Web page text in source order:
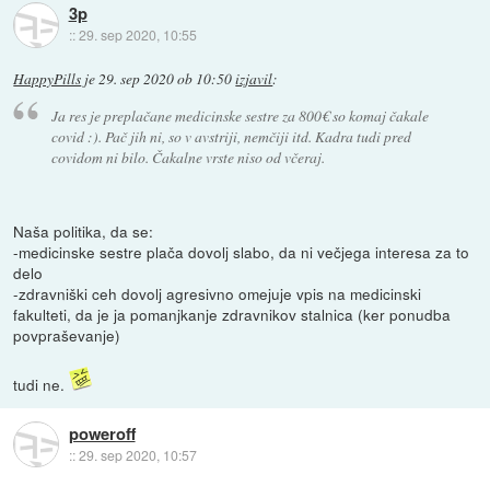
3p
::29. sep 2020, 10:55
HappyPills je29. sep 2020 ob 10:50izjavil:
Ja res je preplačane medicinske sestre za 800€ so komaj čakale
covid :). Pač jih ni, so v avstriji, nemčiji itd. Kadra tudi pred
covidom ni bilo. Čakalne vrste niso od včeraj.
Naša politika, da se:
-medicinske sestre plača dovolj slabo, da ni večjega interesa za to
delo
-zdravniški ceh dovolj agresivno omejuje vpis na medicinski
fakulteti, da je ja pomanjkanje zdravnikov stalnica (ker ponudba
povpraševanje)
tudi ne.
poweroff
::29. sep 2020, 10:57